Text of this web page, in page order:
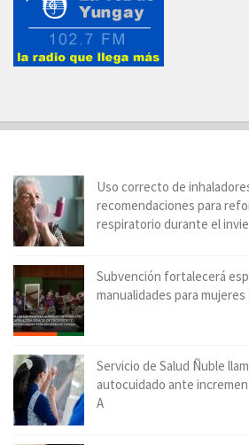
Uso correcto de
recomendaciones para
respiratorio durante el
Subvención fortalecerá
manualidades para mujeres
Servicio de Salud Ñuble
autocuidado ante
A